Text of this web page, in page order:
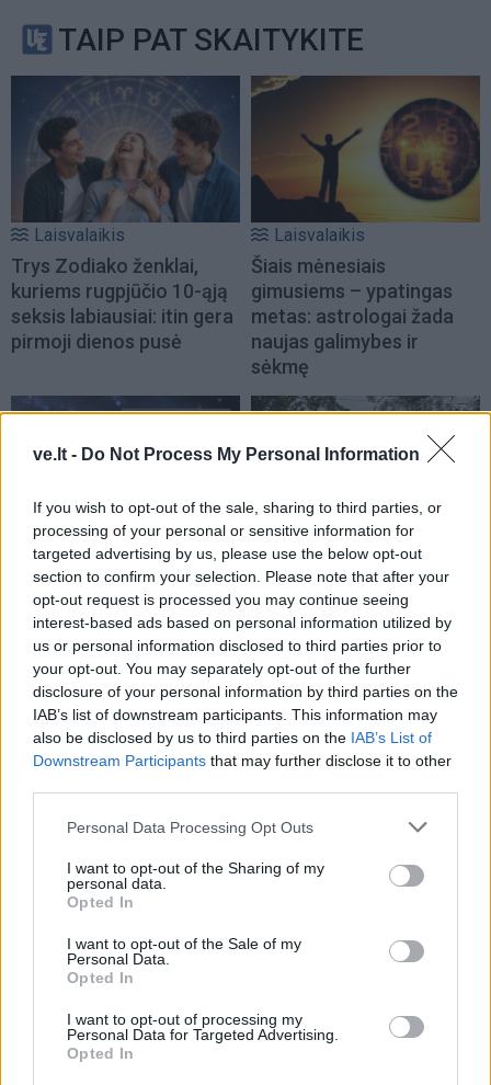
ve.lt - Do Not Process My Personal Information
If you wish to opt-out of the sale, sharing to third parties, or
processing of your personal or sensitive information for
targeted advertising by us, please use the below opt-out
section to confirm your selection. Please note that after your
opt-out request is processed you may continue seeing
interest-based ads based on personal information utilized by
us or personal information disclosed to third parties prior to
your opt-out. You may separately opt-out of the further
disclosure of your personal information by third parties on the
IAB’s list of downstream participants. This information may
also be disclosed by us to third parties on the IAB’s List of
Downstream Participants that may further disclose it to other
Personal Data Processing Opt Outs
I want to opt-out of the Sharing of my
personal data.
Opted In
I want to opt-out of the Sale of my
Personal Data.
Opted In
I want to opt-out of processing my
Personal Data for Targeted Advertising.
Opted In
TAIP PAT SKAITYKITE
Laisvalaikis
Trys Zodiako ženklai,
kuriems rugpjūčio 10-ąją
seksis labiausiai: itin gera
pirmoji dienos pusė
Laisvalaikis
Šiais mėnesiais
gimusiems – ypatingas
metas: astrologai žada
naujas galimybes ir
sėkmę
Laisvalaikis
Rugpjūčio 10-ąją vardo
dieną švenčia
Laisvalaikis
Aurelija Urbonienė apie
keliones, kurios prasideda
ten, kur baigiasi turistiniai
maršrutai (2)
Sužinokite pagal savo
gimimo datą, kas buvote
numerologų paslaptis
Anglijai nelaimėjus
koreguoti tatuiruotę